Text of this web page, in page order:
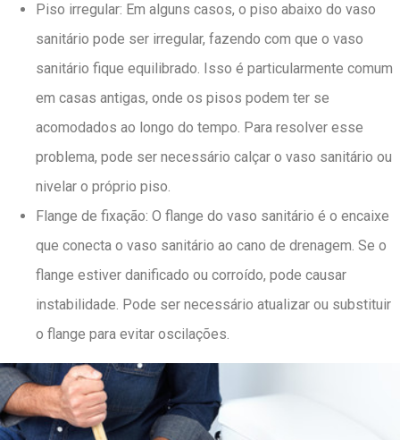
Piso irregular: Em alguns casos, o piso abaixo do vaso
sanitário pode ser irregular, fazendo com que o vaso
sanitário fique equilibrado. Isso é particularmente comum
em casas antigas, onde os pisos podem ter se
acomodados ao longo do tempo. Para resolver esse
problema, pode ser necessário calçar o vaso sanitário ou
nivelar o próprio piso.
Flange de fixação: O flange do vaso sanitário é o encaixe
que conecta o vaso sanitário ao cano de drenagem. Se o
flange estiver danificado ou corroído, pode causar
instabilidade. Pode ser necessário atualizar ou substituir
o flange para evitar oscilações.